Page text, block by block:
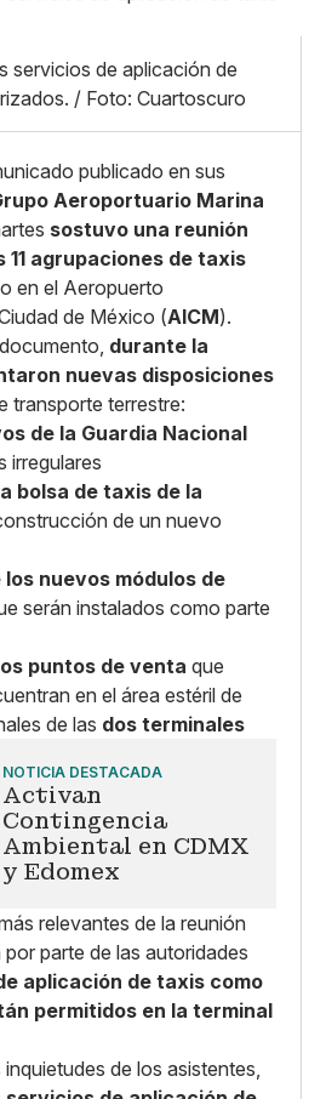
Grande
servicios de aplicación de
/ Foto: Cuartoscuro
publicado en sus
Aeroportuario Marina
sostuvo una reunión
11 agrupaciones de taxis
en el Aeropuerto
de México (AICM).
durante la
nuevas disposiciones
transporte terrestre:
de la Guardia Nacional
irregulares
bolsa de taxis de la
de un nuevo
nuevos módulos de
serán instalados como parte
puntos de venta que
en el área estéril de
de las dos terminales
NOTICIA DESTACADA
Activan
Contingencia
Ambiental en CDMX
y Edomex
relevantes de la reunión
parte de las autoridades
aplicación de taxis como
permitidos en la terminal
de los asistentes,